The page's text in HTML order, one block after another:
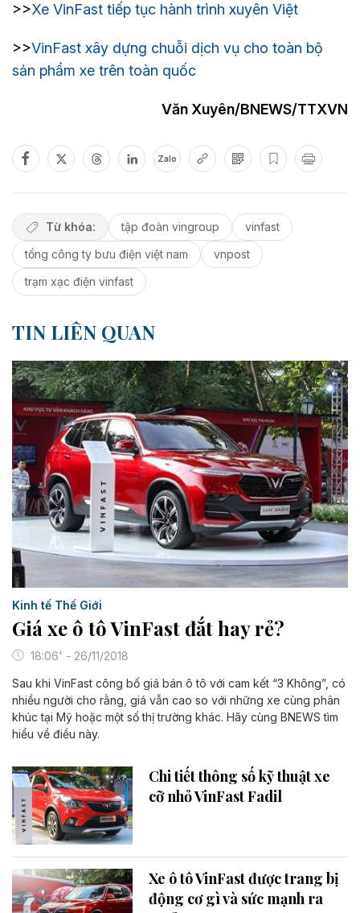
>>Xe VinFast tiếp tục hành trình xuyên Việt
>>VinFast xây dựng chuỗi dịch vụ cho toàn bộ
sản phẩm xe trên toàn quốc
Văn Xuyên/BNEWS/TTXVN
Zalo
Từ khóa: tập đoàn vingroup
vinfast
tổng công ty bưu điện việt nam
vnpost
trạm xạc điện vinfast
TIN LIÊN QUAN
Kinh tế Thế Giới
Giá xe ô tô VinFast đắt hay rẻ?
18:06' - 26/11/2018
Sau khi VinFast công bố giá bán ô tô với cam kết “3 Không”, có
nhiều người cho rằng, giá vẫn cao so với những xe cùng phân
khúc tại Mỹ hoặc một số thị trường khác. Hãy cùng BNEWS tìm
hiểu về điều này.
Chi tiết thông số kỹ thuật xe
cỡ nhỏ VinFast Fadil
Xe ô tô VinFast được trang bị
động cơ gì và sức mạnh ra